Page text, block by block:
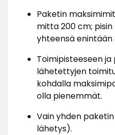
Paketin
mitta 200 cm;
yhteensä enintään
Toimipisteeseen
lähetettyjen
kohdalla
olla pienemmät.
Vain yhden
lähetys).